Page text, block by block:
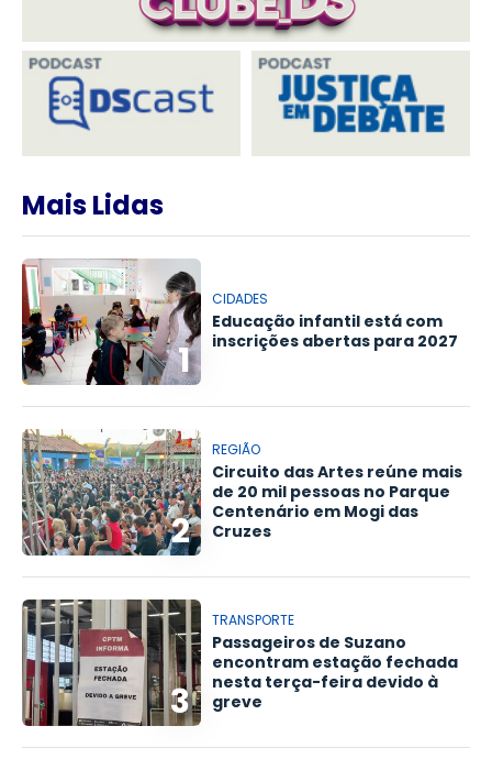
Mais Lidas
1
CIDADES
Educação infantil está com
inscrições abertas para 2027
2
REGIÃO
Circuito das Artes reúne mais
de 20 mil pessoas no Parque
Centenário em Mogi das
Cruzes
3
TRANSPORTE
Passageiros de Suzano
encontram estação fechada
nesta terça-feira devido à
greve